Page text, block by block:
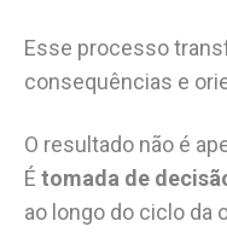
Esse processo
consequências e
O resultado não é
É tomada de
ao longo do ciclo da